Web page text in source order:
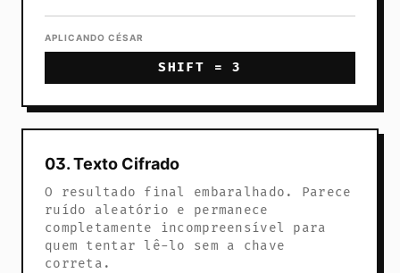
APLICANDO CÉSAR
SHIFT = 3
03. Texto Cifrado
O resultado final embaralhado. Parece
ruído aleatório e permanece
completamente incompreensível para
quem tentar lê-lo sem a chave
correta.